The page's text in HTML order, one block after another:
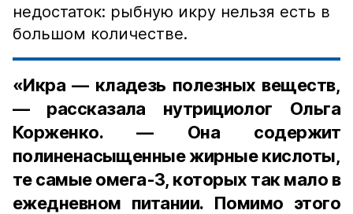
недостаток: рыбную икру нельзя есть в
большом количестве.
«Икра — кладезь полезных веществ,
— рассказала нутрициолог Ольга
Корженко. — Она содержит
полиненасыщенные жирные кислоты,
те самые омега-3, которых так мало в
ежедневном питании. Помимо этого